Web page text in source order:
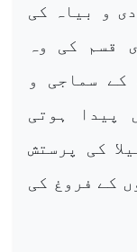
و بیاہ کی
قسم کی وہ
کے سماجی و
پیدا ہوتی
کی پرستش
کے فروغ کی